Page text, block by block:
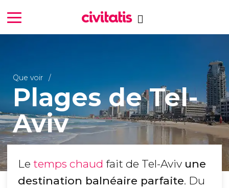
Que voir
Plages de Tel-
Aviv
Le temps chaud fait de Tel-Aviv une
destination balnéaire parfaite. Du